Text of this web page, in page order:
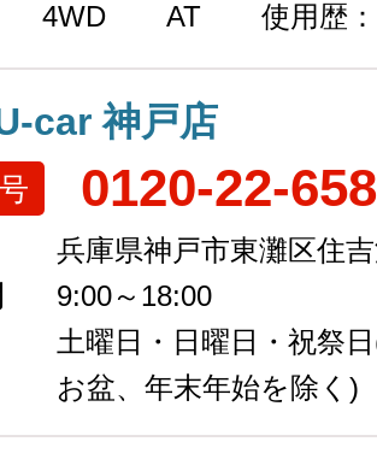
4WD AT 使用歴
car 神戸店
0120-22-
兵庫県神戸市東灘区住
9:00～18:00
土曜日・日曜日・祝祭日
お盆、年末年始を除く)